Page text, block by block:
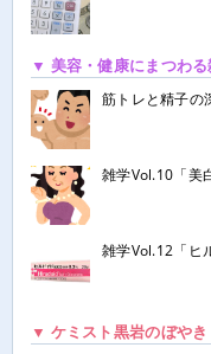
▼ 美容・健康にまつわ
筋トレと精子の
雑学Vol.10「美
雑学Vol.12「ヒ
▼ ケミスト黒岩のぼや